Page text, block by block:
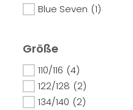
Blue Seven (1)
Größe
110/116 (4)
122/128 (2)
134/140 (2)